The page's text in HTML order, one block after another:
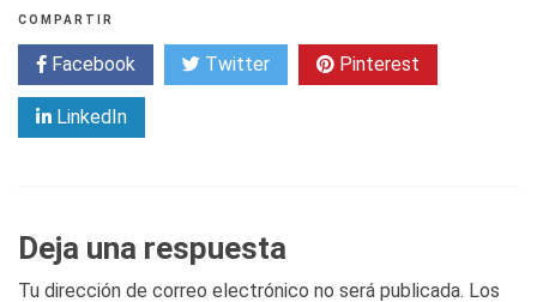
COMPARTIR
Facebook Twitter Pinterest
LinkedIn
Deja una respuesta
Tu dirección de correo electrónico no será publicada. Los